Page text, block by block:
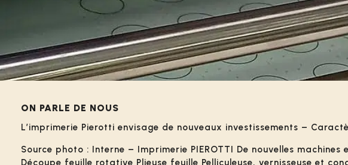
ON PARLE DE NOUS
L’imprimerie Pierotti envisage de nouveaux investissements –
Source photo : Interne – Imprimerie PIEROTTI De nouvelles
Découpe feuille rotative Plieuse feuille Pelliculeuse, vernisseuse et